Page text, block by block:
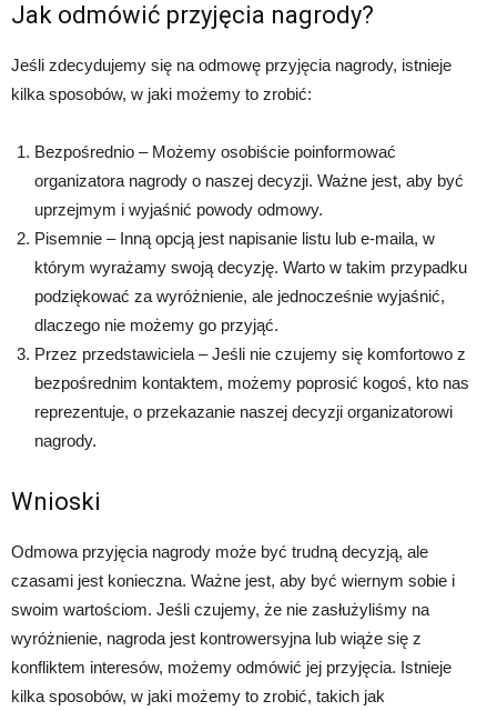
Jak odmówić przyjęcia nagrody?
Jeśli zdecydujemy się na odmowę przyjęcia nagrody, istnieje
kilka sposobów, w jaki możemy to zrobić:
Bezpośrednio – Możemy osobiście poinformować
organizatora nagrody o naszej decyzji. Ważne jest, aby być
uprzejmym i wyjaśnić powody odmowy.
Pisemnie – Inną opcją jest napisanie listu lub e-maila, w
którym wyrażamy swoją decyzję. Warto w takim przypadku
podziękować za wyróżnienie, ale jednocześnie wyjaśnić,
dlaczego nie możemy go przyjąć.
Przez przedstawiciela – Jeśli nie czujemy się komfortowo z
bezpośrednim kontaktem, możemy poprosić kogoś, kto nas
reprezentuje, o przekazanie naszej decyzji organizatorowi
nagrody.
Wnioski
Odmowa przyjęcia nagrody może być trudną decyzją, ale
czasami jest konieczna. Ważne jest, aby być wiernym sobie i
swoim wartościom. Jeśli czujemy, że nie zasłużyliśmy na
wyróżnienie, nagroda jest kontrowersyjna lub wiąże się z
konfliktem interesów, możemy odmówić jej przyjęcia. Istnieje
kilka sposobów, w jaki możemy to zrobić, takich jak